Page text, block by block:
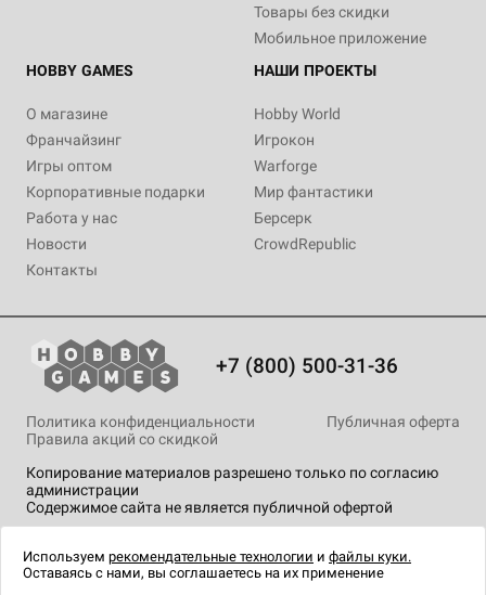
Товары без скидки
Мобильное приложение
HOBBY GAMES
О магазине
Франчайзинг
Игры оптом
Корпоративные подарки
Работа у нас
Новости
Контакты
НАШИ ПРОЕКТЫ
Hobby World
Игрокон
Warforge
Мир фантастики
Берсерк
CrowdRepublic
+7 (800) 500-31-36
Копирование материалов разрешено только по согласию
администрации
Содержимое сайта не является публичной офертой
Политика конфиденциальности
Публичная оферта
Правила акций со скидкой
технологии.
Используем рекомендательные технологии и файлы куки.
Оставаясь с нами, вы соглашаетесь на их применение